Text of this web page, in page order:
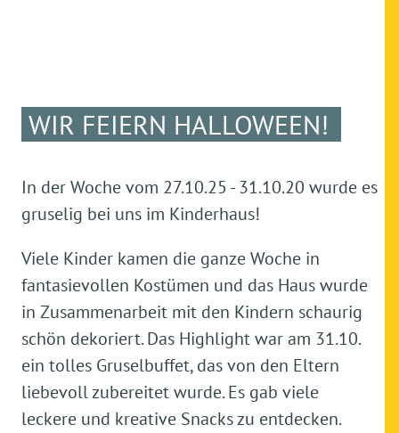
WIR FEIERN HALLOWEEN!
In der Woche vom 27.10.25 - 31.10.20 wurde es
gruselig bei uns im Kinderhaus!
Viele Kinder kamen die ganze Woche in
fantasievollen Kostümen und das Haus wurde
in Zusammenarbeit mit den Kindern schaurig
schön dekoriert. Das Highlight war am 31.10.
ein tolles Gruselbuffet, das von den Eltern
liebevoll zubereitet wurde. Es gab viele
leckere und kreative Snacks zu entdecken.